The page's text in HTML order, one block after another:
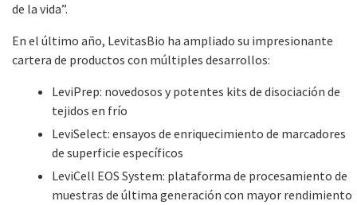
de la vida”.
En el último año, LevitasBio ha ampliado su impresionante
cartera de productos con múltiples desarrollos:
LeviPrep: novedosos y potentes kits de disociación de
tejidos en frío
LeviSelect: ensayos de enriquecimiento de marcadores
de superficie específicos
LeviCell EOS System: plataforma de procesamiento de
muestras de última generación con mayor rendimiento